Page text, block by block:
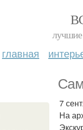
лучшие
главная
7
На